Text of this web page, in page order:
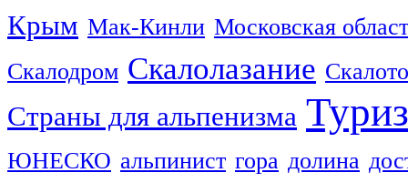
Крым Мак-Кинли Московская
Скалодром Скалолазание
Страны для альпенизма
ЮНЕСКО альпинист гора долина